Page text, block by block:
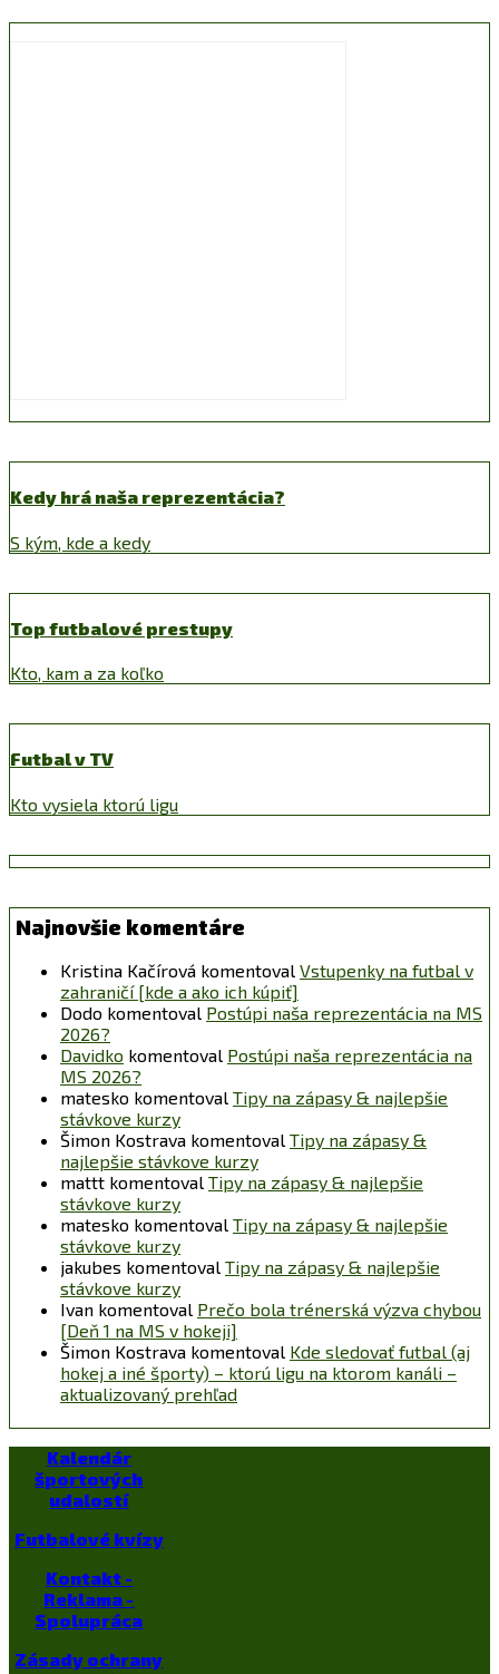
Kedy hrá naša reprezentácia?
S kým, kde a kedy
Top futbalové prestupy
Kto, kam a za koľko
Futbal v TV
Kto vysiela ktorú ligu
Najnovšie komentáre
Kristina Kačírová komentoval Vstupenky na futbal v
zahraničí [kde a ako ich kúpiť]
Dodo komentoval Postúpi naša reprezentácia na MS
2026?
Davidko komentoval Postúpi naša reprezentácia na
MS 2026?
matesko komentoval Tipy na zápasy & najlepšie
stávkove kurzy
Šimon Kostrava komentoval Tipy na zápasy &
najlepšie stávkove kurzy
mattt komentoval Tipy na zápasy & najlepšie
stávkove kurzy
matesko komentoval Tipy na zápasy & najlepšie
stávkove kurzy
jakubes komentoval Tipy na zápasy & najlepšie
stávkove kurzy
Ivan komentoval Prečo bola trénerská výzva chybou
[Deň 1 na MS v hokeji]
Šimon Kostrava komentoval Kde sledovať futbal (aj
hokej a iné športy) – ktorú ligu na ktorom kanáli –
aktualizovaný prehľad
Kalendár
športových
udalostí
Futbalové kvízy
Kontakt -
Reklama -
Spolupráca
Zásady ochrany